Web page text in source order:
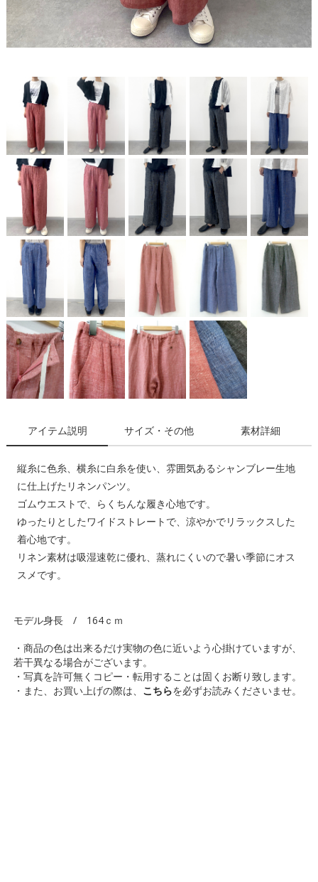
アイテム説明 サイズ・その他 素材詳細
縦糸に色糸、横糸に白糸を使い、雰囲気あるシャンブレー生地
に仕上げたリネンパンツ。
ゴムウエストで、らくちんな履き心地です。
ゆったりとしたワイドストレートで、涼やかでリラックスした
着心地です。
リネン素材は吸湿速乾に優れ、蒸れにくいので暑い季節にオス
スメです。
モデル身長 / 164ｃｍ
・商品の色は出来るだけ実物の色に近いよう心掛けていますが、
若干異なる場合がございます。
・写真を許可無くコピー・転用することは固くお断り致します。
・また、お買い上げの際は、 こちらを必ずお読みくださいませ。